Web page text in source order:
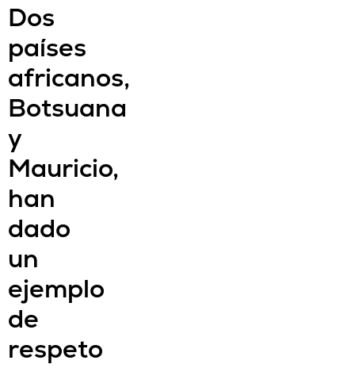
Dos
países
africanos,
Botsuana
y
Mauricio,
han
dado
un
ejemplo
de
respeto